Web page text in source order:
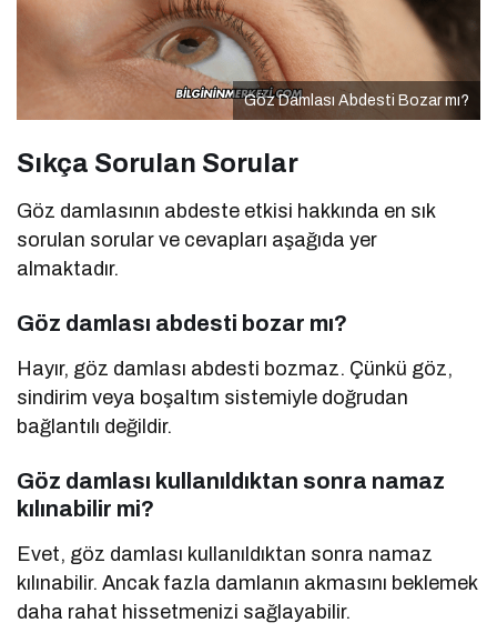
Göz Damlası Abdesti Bozar mı?
Sıkça Sorulan Sorular
Göz damlasının abdeste etkisi hakkında en sık
sorulan sorular ve cevapları aşağıda yer
almaktadır.
Göz damlası abdesti bozar mı?
Hayır, göz damlası abdesti bozmaz. Çünkü göz,
sindirim veya boşaltım sistemiyle doğrudan
bağlantılı değildir.
Göz damlası kullanıldıktan sonra namaz
kılınabilir mi?
Evet, göz damlası kullanıldıktan sonra namaz
kılınabilir. Ancak fazla damlanın akmasını beklemek
daha rahat hissetmenizi sağlayabilir.